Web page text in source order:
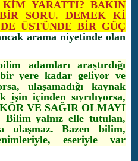
YARATTI? BAKIN
SORU. DEMEK Kİ
ÜSTÜNDE BİR GÜÇ
arama niyetinde olan
adamları araştırdığı
yere kadar geliyor ve
ulaşamadığı kaynak
işin içinden sıyrılıyorsa,
VE SAĞIR OLMAYI
yalnız elle tutulan,
ulaşmaz. Bazen bilim,
eseriyle var